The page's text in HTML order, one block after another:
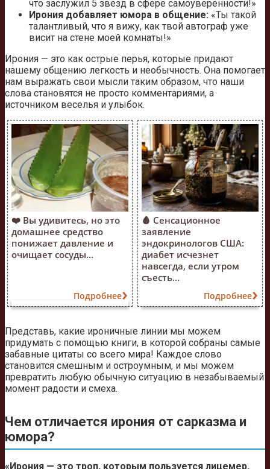
что заслужил 5 звезд в сфере самоуверенности!»
Ирония добавляет юмора в общение: «Ты такой
талантливый, что я вижу, как твой автограф уже
висит на стене моей комнаты!»
Ирония — это как острые перья, которые придают
нашему общению легкость и необычность. Она помогает
нам выражать свои мысли таким образом, что наши
слова становятся не просто комментариями, а
источником веселья и улыбок.
❤️ Вы удивитесь, но это
домашнее средство
понижает давление и
очищает сосуды...
Подробнее
🩸 Сенсационное
заявление
эндокринологов США:
диабет исчезнет
навсегда, если утром
съесть...
Подробнее
Представь, какие ироничные линии мы можем
придумать с помощью книги, в которой собраны самые
забавные цитаты со всего мира! Каждое слово
становится смешным и остроумным, и мы можем
превратить любую обычную ситуацию в незабываемый
момент радости и смеха.
Чем отличается ирония от сарказма и
юмора?
«Ирония — это троп, которым пользуется лицемер,